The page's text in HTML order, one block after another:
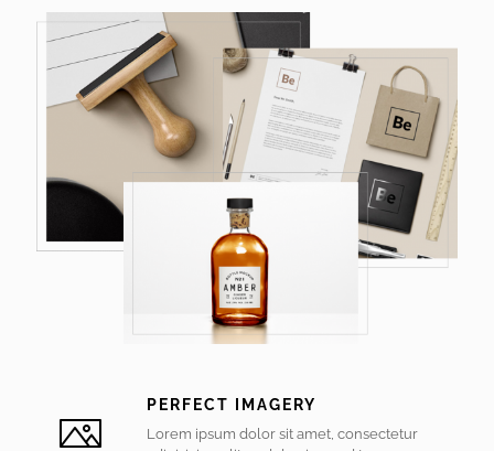
PERFECT IMAGERY
Lorem ipsum dolor sit amet, consectetur